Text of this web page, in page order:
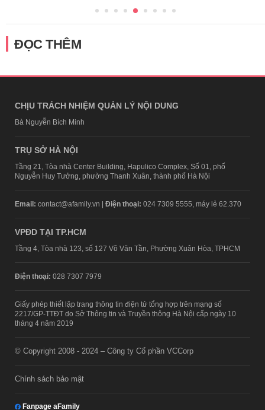
ĐỌC THÊM
CHỊU TRÁCH NHIỆM QUẢN LÝ NỘI DUNG
Bà Nguyễn Bích Minh
TRỤ SỞ HÀ NỘI
Tầng 21, Tòa nhà Center Building, Hapulico Complex, Số 01, phố
Nguyễn Huy Tưởng, phường Thanh Xuân, thành phố Hà Nội
Email: contact@afamily.vn | Điện thoại: 024 7309 5555, máy lẻ 62.370
VPĐD TẠI TP.HCM
Tầng 4, Tòa nhà 123, số 127 Võ Văn Tần, Phường Xuân Hòa, TPHCM
Điện thoại: 028 7307 7979
Giấy phép thiết lập trang thông tin điện tử tổng hợp trên mạng số
2217/GP-TTĐT do Sở Thông tin và Truyền thông Hà Nội cấp ngày 10
tháng 4 năm 2019
© Copyright 2008 - 2024 – Công ty Cổ phần VCCorp
Chính sách bảo mật
Fanpage aFamily